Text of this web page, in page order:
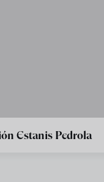
Estanis Pedrola